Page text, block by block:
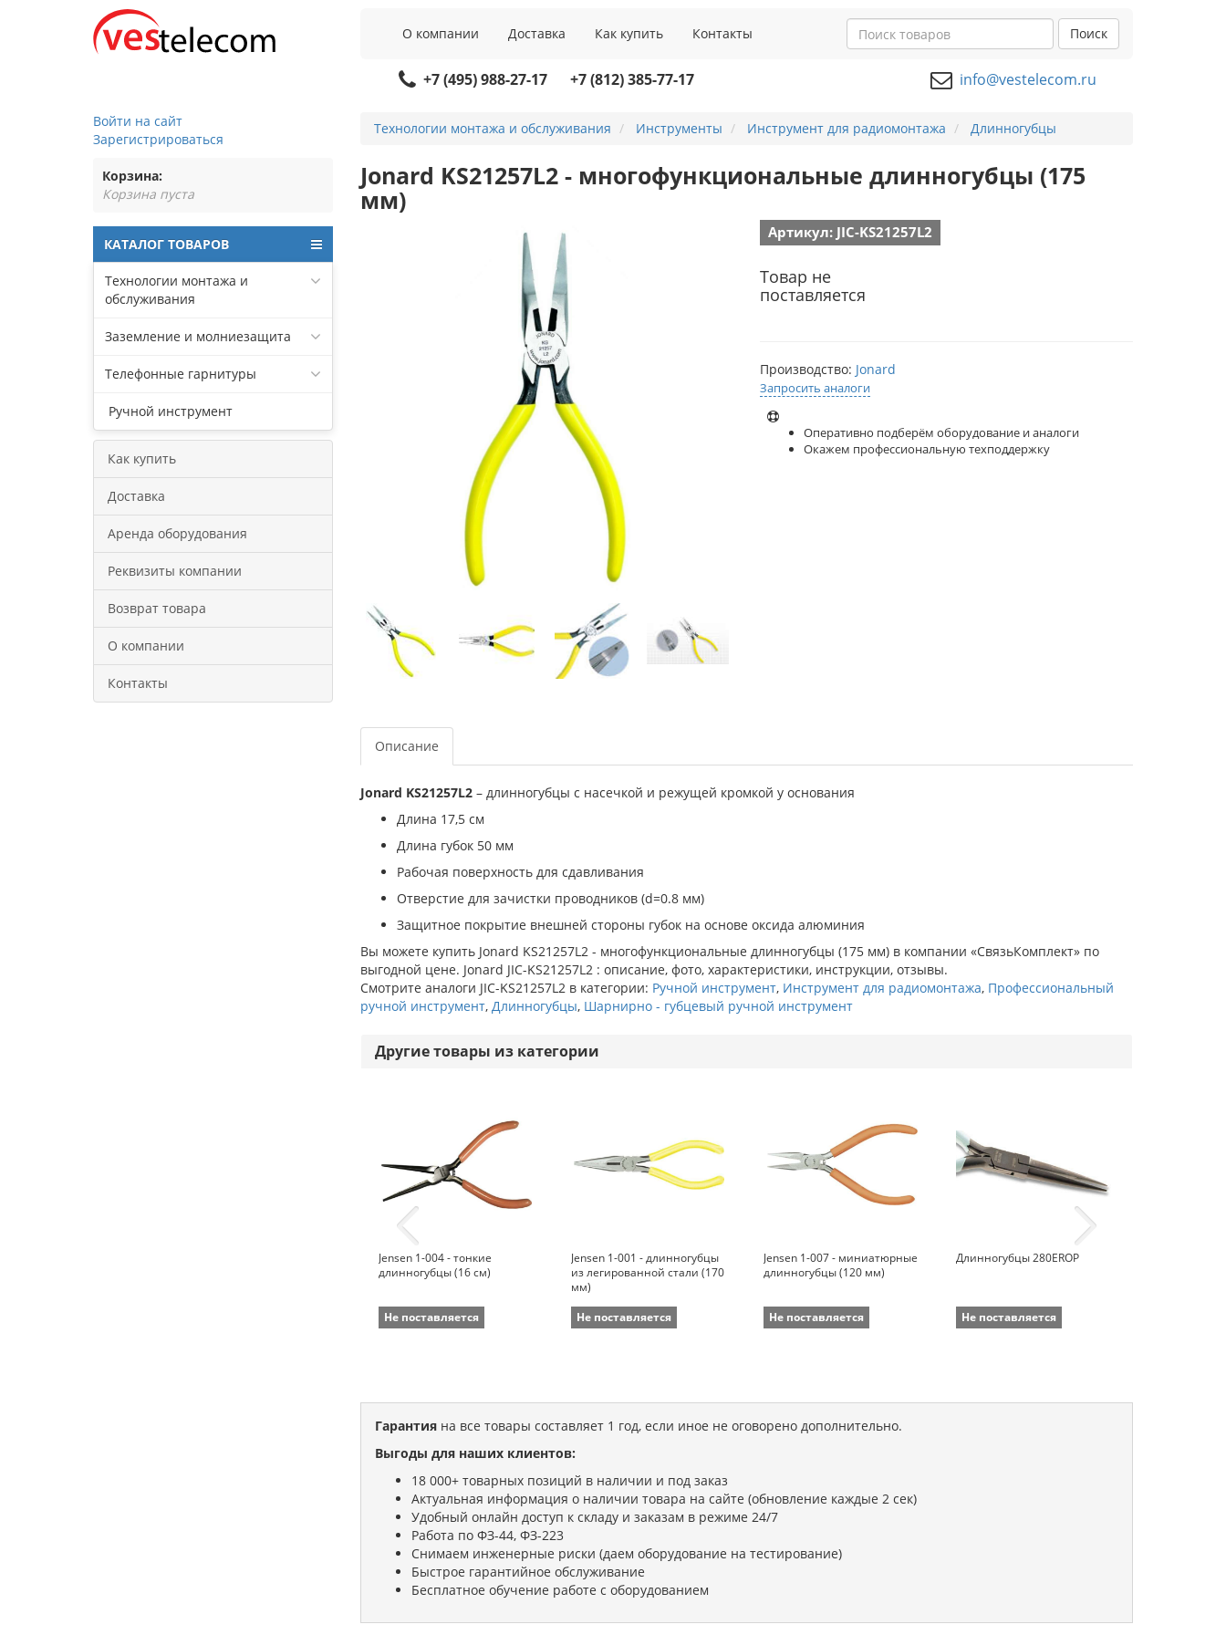
О компании Доставка Как купить Контакты Поиск
+7 (495) 988-27-17 +7 (812) 385-77-17 info@vestelecom.ru
Войти на сайт
Зарегистрироваться
Корзина:
Корзина пуста
КАТАЛОГ ТОВАРОВ
Технологии монтажа и
обслуживания
Заземление и молниезащита
Телефонные гарнитуры
Ручной инструмент
Как купить
Доставка
Аренда оборудования
Реквизиты компании
Возврат товара
О компании
Контакты
Технологии монтажа и обслуживания Инструменты Инструмент для радиомонтажа Длинногубцы
Jonard KS21257L2 - многофункциональные длинногубцы (175
мм)
Артикул: JIC-KS21257L2
Товар не
поставляется
Производство: Jonard
Запросить аналоги
Оперативно подберём оборудование и аналоги
Окажем профессиональную техподдержку
Описание
Jonard KS21257L2– длинногубцы с насечкой и режущей кромкой у основания
Длина 17,5 см
Длина губок 50 мм
Рабочая поверхность для сдавливания
Отверстие для зачистки проводников (d=0.8 мм)
Защитное покрытие внешней стороны губок на основе оксида алюминия
Вы можете купить Jonard KS21257L2 - многофункциональные длинногубцы (175 мм) в компании «СвязьКомплект» по
выгодной цене. Jonard JIC-KS21257L2 : описание, фото, характеристики, инструкции, отзывы.
Смотрите аналоги JIC-KS21257L2 в категории: Ручной инструмент, Инструмент для радиомонтажа, Профессиональный
ручной инструмент, Длинногубцы, Шарнирно - губцевый ручной инструмент
Другие товары из категории
Jensen 1-004 - тонкие
длинногубцы (16 см)
Не поставляется
Jensen 1-001 - длинногубцы
из легированной стали (170
мм)
Не поставляется
Jensen 1-007 - миниатюрные
длинногубцы (120 мм)
Не поставляется
Длинногубцы 280EROP
Не поставляется
Гарантияна все товары составляет 1 год, если иное не оговорено дополнительно.
Выгоды для наших клиентов:
18 000+ товарных позиций в наличии и под заказ
Актуальная информация о наличии товара на сайте (обновление каждые 2 сек)
Удобный онлайн доступ к складу и заказам в режиме 24/7
Работа по ФЗ-44, ФЗ-223
Снимаем инженерные риски (даем оборудование на тестирование)
Быстрое гарантийное обслуживание
Бесплатное обучение работе с оборудованием